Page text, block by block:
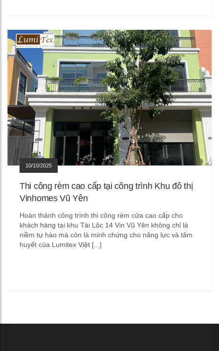
10/10/2025
Thi công rèm cao cấp tại công trình Khu đô thị
Vinhomes Vũ Yên
Hoàn thành công trình thi công rèm cửa cao cấp cho
khách hàng tại khu Tài Lộc 14 Vin Vũ Yên không chỉ là
niềm tự hào mà còn là minh chứng cho năng lực và tâm
huyết của Lumitex Việt [...]